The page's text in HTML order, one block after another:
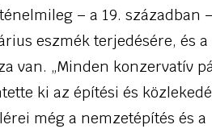
– a 19. században
eszmék terjedésére, és
van. „Minden konzervatív
ki az építési és
még a nemzetépítés és a